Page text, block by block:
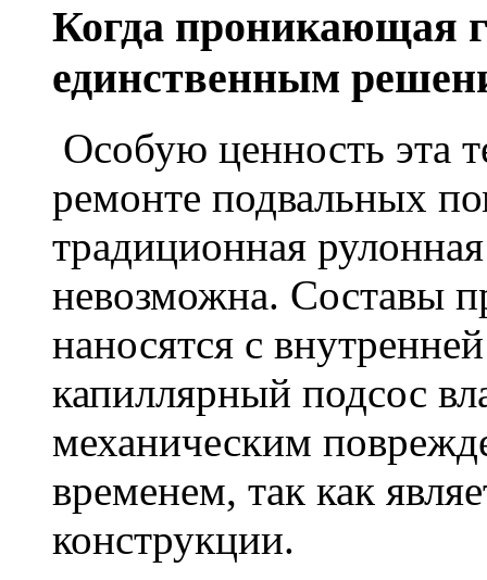
Когда проникающая
единственным
Особую ценность эта
ремонте подвальных
традиционная
невозможна. Составы
наносятся с
капиллярный подсос
механическим
временем, так как
конструкции.